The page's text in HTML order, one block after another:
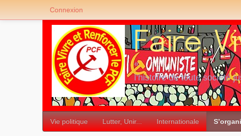
«
l’histoire de toute société
»
Vie politique Lutter, Unir... Internationale
Connexion